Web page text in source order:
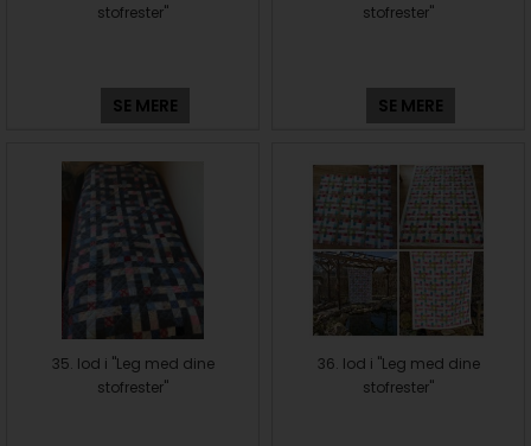
stofrester"
SE MERE
stofrester"
SE MERE
35. lod i "Leg med dine
stofrester"
36. lod i "Leg med dine
stofrester"